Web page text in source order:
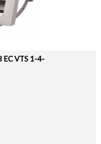
EC VTS 1-4-